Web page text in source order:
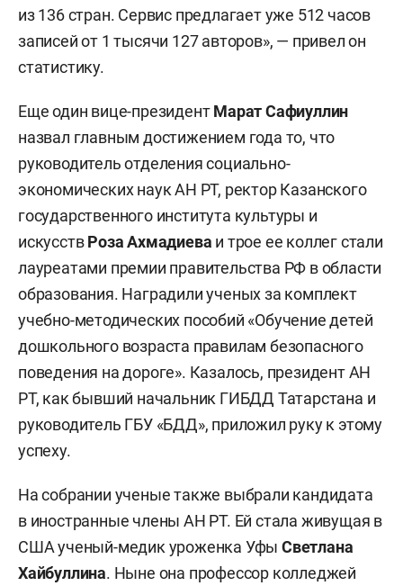
из 136 стран. Сервис предлагает уже 512 часов
записей от 1 тысячи 127 авторов», — привел он
статистику.
Еще один вице-президентМарат Сафиуллин
назвал главным достижением года то, что
руководитель отделения социально-
экономических наук АН РТ, ректор Казанского
государственного института культуры и
искусствРоза Ахмадиева и трое ее коллег стали
лауреатами премии правительства РФ в области
образования. Наградили ученых за комплект
учебно-методических пособий «Обучение детей
дошкольного возраста правилам безопасного
поведения на дороге». Казалось, президент АН
РТ, как бывший начальник ГИБДД Татарстана и
руководитель ГБУ «БДД», приложил руку к этому
успеху.
На собрании ученые также выбрали кандидата
в иностранные члены АН РТ. Ей стала живущая в
США ученый-медик уроженка Уфы Светлана
Хайбуллина. Ныне она профессор колледжей